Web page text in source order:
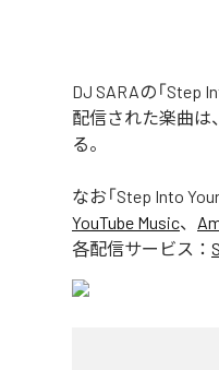
DJ SARAの「Step
配信された楽曲は
る。
なお「Step Into
YouTube Music、
各配信サービス：